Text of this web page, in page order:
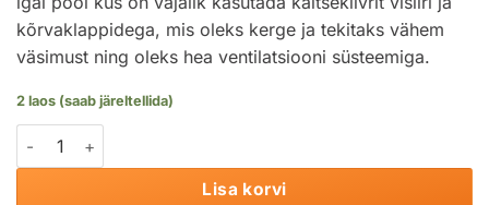
kõrvaklappidega, mis oleks kerge ja tekitaks vähem
väsimust ning oleks hea ventilatsiooni süsteemiga.
2 laos (saab järeltellida)
Metsatöökiiver STIHL ADVANCE X-Vent BT Bluetooth kogus
Lisa korvi